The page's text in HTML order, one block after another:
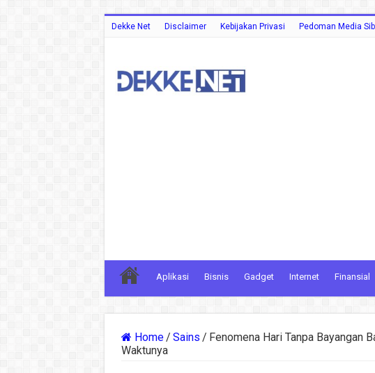
Dekke Net Disclaimer Kebijakan Privasi Pedoman Media
Aplikasi Bisnis Gadget Internet Finansial
Home/ Sains / Fenomena Hari Tanpa Bayangan
Waktunya